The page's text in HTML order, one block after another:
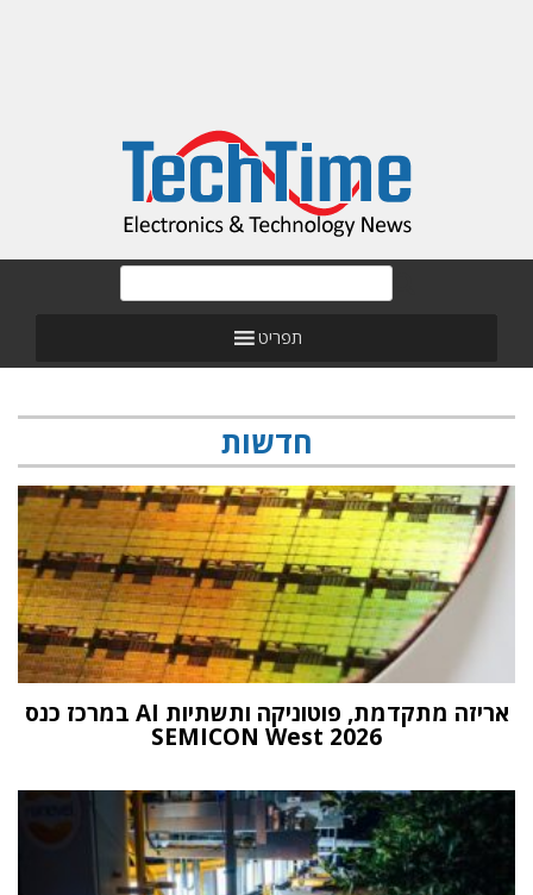
תפריט
חדשות
אריזה מתקדמת, פוטוניקה ותשתיות AI במרכז כנס
SEMICON West 2026